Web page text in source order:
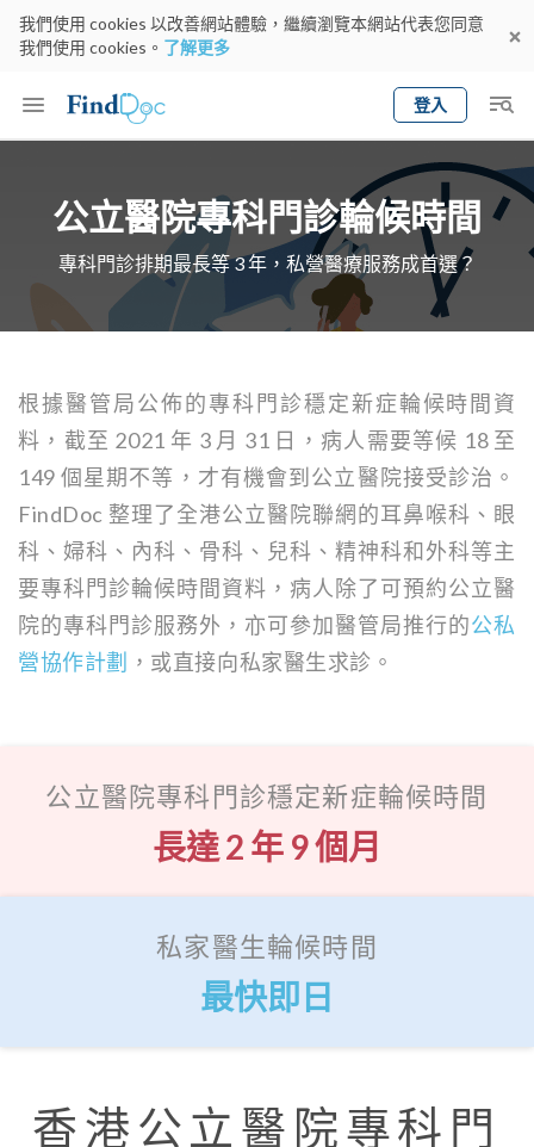
我們使用 cookies 以改善網站體驗，繼續瀏覽本網站代表您同意
我們使用 cookies。 了解更多
登入
預約醫生
選擇地區 預約日期
gender
公立醫院專科門診輪候時間
專科門診排期最長等 3 年，私營醫療服務成首選？
根據醫管局公佈的專科門診穩定新症輪候時間資
料，截至 2021 年 3 月 31 日，病人需要等候 18 至
149 個星期不等，才有機會到公立醫院接受診治。
FindDoc 整理了全港公立醫院聯網的耳鼻喉科、眼
科、婦科、內科、骨科、兒科、精神科和外科等主
要專科門診輪候時間資料，病人除了可預約公立醫
院的專科門診服務外，亦可參加醫管局推行的公私
營協作計劃 ，或直接向私家醫生求診。
公立醫院專科門診穩定新症輪候時間
長達 2 年 9 個月
私家醫生輪候時間
最快即日
香港公立醫院專科門